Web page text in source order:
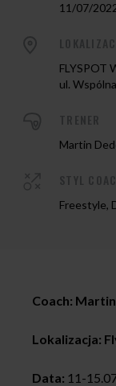
11/07/
FLYSPOT
ul.
Martin
Freestyle,
Coach:
Lokalizacja:
Data: 11-